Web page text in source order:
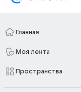
Главная
Моя лента
Пространства